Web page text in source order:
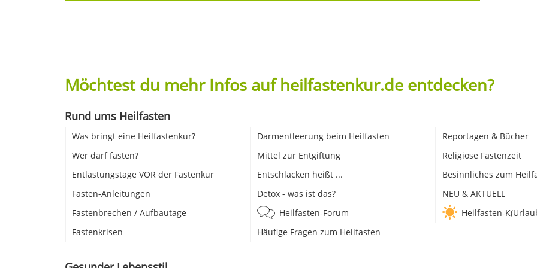
Möchtest du mehr Infos auf heilfastenkur.de entdecken?
Rund ums Heilfasten
Was bringt eine Heilfastenkur?
Wer darf fasten?
Entlastungstage VOR der Fastenkur
Fasten-Anleitungen
Fastenbrechen / Aufbautage
Fastenkrisen
Darmentleerung beim Heilfasten
Mittel zur Entgiftung
Entschlacken heißt ...
Detox - was ist das?
Heilfasten-Forum
Häufige Fragen zum Heilfasten
Reportagen & Bücher
Religiöse Fastenzeit
Besinnliches zum
NEU & AKTUELL
Heilfasten-